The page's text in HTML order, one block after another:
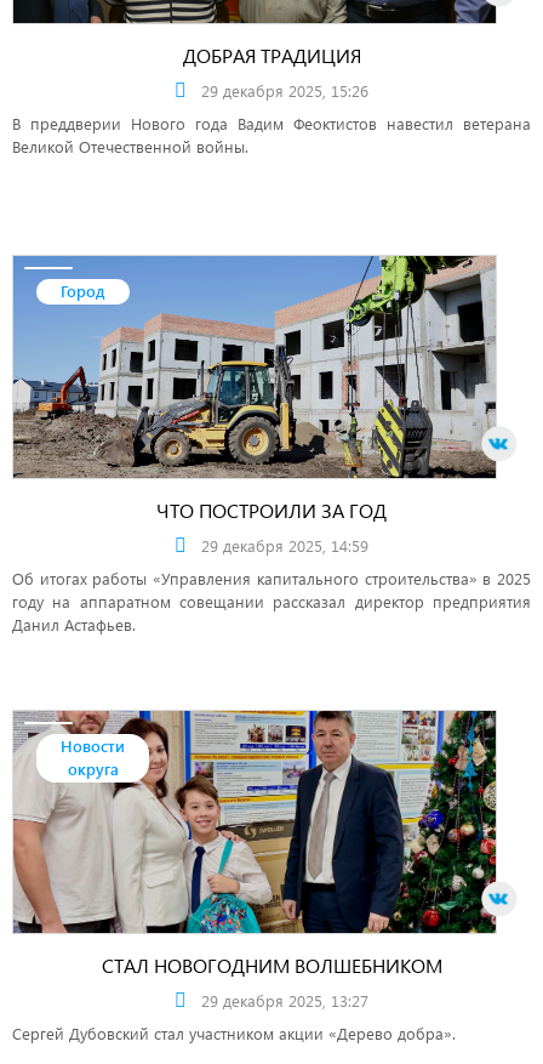
ДОБРАЯ ТРАДИЦИЯ
29 декабря 2025, 15:26
В преддверии Нового года Вадим Феоктистов навестил ветерана
Великой Отечественной войны.
Город
ЧТО ПОСТРОИЛИ ЗА ГОД
29 декабря 2025, 14:59
Об итогах работы «Управления капитального строительства» в 2025
году на аппаратном совещании рассказал директор предприятия
Данил Астафьев.
Новости
округа
СТАЛ НОВОГОДНИМ ВОЛШЕБНИКОМ
29 декабря 2025, 13:27
Сергей Дубовский стал участником акции «Дерево добра».